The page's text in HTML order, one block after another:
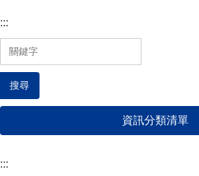
:::
搜尋
資訊分類清單
:::